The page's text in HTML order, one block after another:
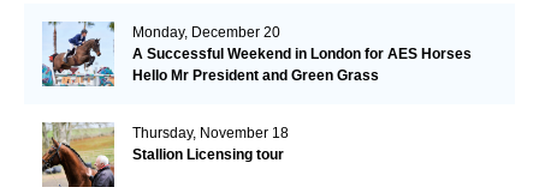
Monday, December 20
A Successful Weekend in London for AES Horses
Hello Mr President and Green Grass
Thursday, November 18
Stallion Licensing tour